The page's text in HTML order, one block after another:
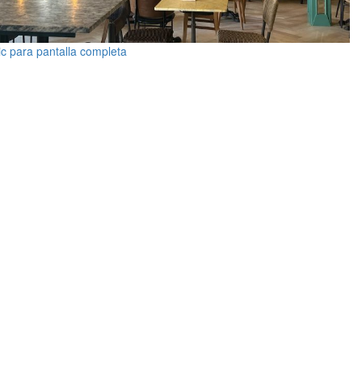
para pantalla completa